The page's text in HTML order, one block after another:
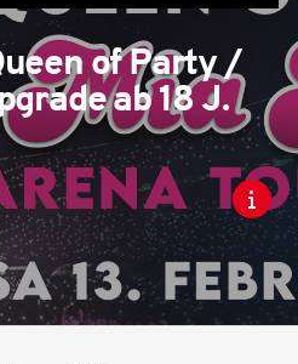
of Party /
ab 18 J.